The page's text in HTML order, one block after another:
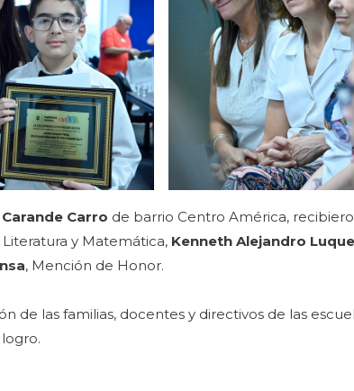
Carro de barrio Centro América,
y Matemática, Kenneth Alejandro
, Mención de Honor.
de las familias, docentes y directivos de las